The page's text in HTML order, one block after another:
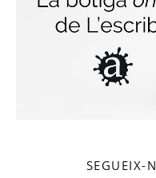
SEGUEIX-